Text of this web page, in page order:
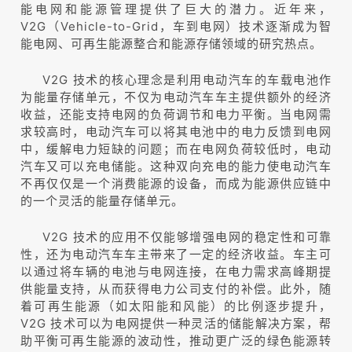
能电网和能源管理提供了巨大的潜力。近年来，
V2G（Vehicle-to-Grid，车到电网）技术逐渐成为智
能电网、可再生能源整合和能源存储领域的研究热点。
V2G 技术的核心理念是利用电动汽车的车载电池作
为能量存储单元，不仅为电动汽车车主提供额外的经济
收益，还能支持电网的负荷调节和电力平衡。当电网需
求较高时，电动汽车可以将其电池中的电力反馈到电网
中，缓解电力短缺的问题；而在电网负荷较低时，电动
汽车又可以充电储能。这种双向充电的能力使电动汽车
不再仅仅是一个消费能源的设备，而成为能源供应链中
的一个灵活的能量存储单元。
V2G 技术的应用不仅能够增强电网的稳定性和可靠
性，还为电动汽车车主带来了一定的经济收益。车主可
以通过将车辆的电池与电网连接，在电力需求高峰期提
供能量支持，从而获得电力公司支付的补偿。此外，随
着可再生能源（如太阳能和风能）的比例逐步提升，
V2G 技术可以为电网提供一种灵活的储能解决方案，帮
助平衡可再生能源的波动性，推动更广泛的绿色能源转